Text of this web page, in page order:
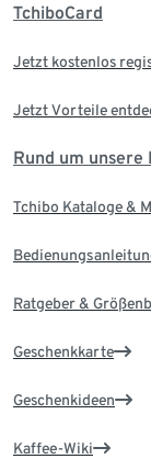
TchiboCard
Jetzt kostenlos
Jetzt Vorteile
Rund um unsere
Tchibo Kataloge &
Ratgeber &
Geschenkkarte
Geschenkideen
Kaffee-Wiki